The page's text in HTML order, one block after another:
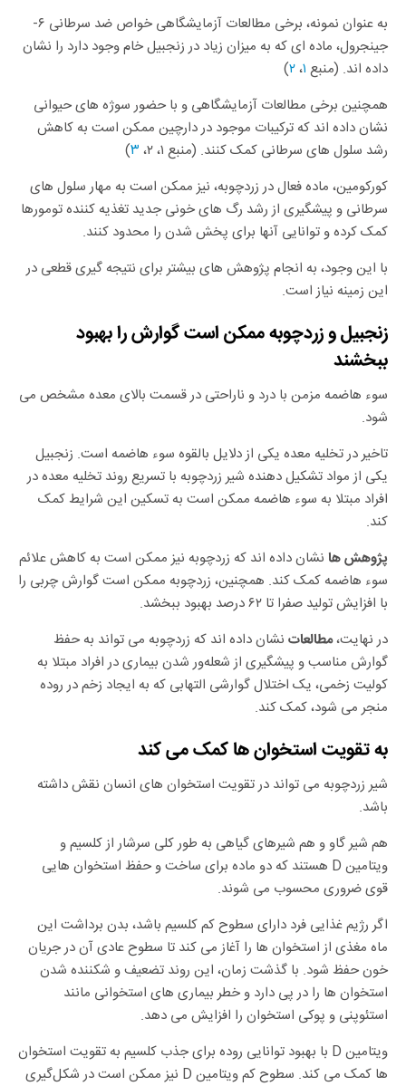
به عنوان نمونه، برخی مطالعات آزمایشگاهی خواص ضد سرطانی ۶-
جینجرول، ماده ای که به میزان زیاد در زنجبیل خام وجود دارد را نشان
داده اند. (منبع ۱،۲)
همچنین برخی مطالعات آزمایشگاهی و با حضور سوژه های حیوانی
نشان داده اند که ترکیبات موجود در دارچین ممکن است به کاهش
رشد سلول های سرطانی کمک کنند. (منبع ۱، ۲،
۳)
کورکومین، ماده فعال در زردچوبه، نیز ممکن است به مهار سلول های
سرطانی و پیشگیری از رشد رگ های خونی جدید تغذیه کننده تومورها
کمک کرده و توانایی آنها برای پخش شدن را محدود کنند.
با این وجود، به انجام پژوهش های بیشتر برای نتیجه گیری قطعی در
این زمینه نیاز است.
زنجبیل و زردچوبه ممکن است گوارش را بهبود
ببخشند
سوء هاضمه مزمن با درد و ناراحتی در قسمت بالای معده مشخص می
شود.
تاخیر در تخلیه معده یکی از دلایل بالقوه سوء هاضمه است. زنجبیل
یکی از مواد تشکیل دهنده شیر زردچوبه با تسریع روند تخلیه معده در
افراد مبتلا به سوء هاضمه ممکن است به تسکین این شرایط کمک
کند.
پژوهش ها نشان داده اند که زردچوبه نیز ممکن است به کاهش علائم
سوء هاضمه کمک کند. همچنین، زردچوبه ممکن است گوارش چربی را
با افزایش تولید صفرا تا ۶۲ درصد بهبود ببخشد.
در نهایت،مطالعات نشان داده اند که زردچوبه می تواند به حفظ
گوارش مناسب و پیشگیری از شعله‌ور شدن بیماری در افراد مبتلا به
کولیت زخمی، یک اختلال گوارشی التهابی که به ایجاد زخم در روده
منجر می شود، کمک کند.
به تقویت استخوان ها کمک می کند
شیر زردچوبه می تواند در تقویت استخوان های انسان نقش داشته
باشد.
هم شیر گاو و هم شیرهای گیاهی به طور کلی سرشار از کلسیم و
ویتامین D هستند که دو ماده برای ساخت و حفظ استخوان هایی
قوی ضروری محسوب می شوند.
اگر رژیم غذایی فرد دارای سطوح کم کلسیم باشد، بدن برداشت این
ماه مغذی از استخوان ها را آغاز می کند تا سطوح عادی آن در جریان
خون حفظ شود. با گذشت زمان، این روند تضعیف و شکننده شدن
استخوان ها را در پی دارد و خطر بیماری های استخوانی مانند
استئوپنی و پوکی استخوان را افزایش می دهد.
ویتامین D با بهبود توانایی روده برای جذب کلسیم به تقویت استخوان
ها کمک می کند. سطوح کم ویتامین D نیز ممکن است در شکل‌گیری